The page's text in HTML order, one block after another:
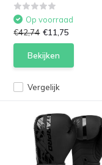
Vergelijk
Op voorraad
€42,74 €11,75
Bekijken